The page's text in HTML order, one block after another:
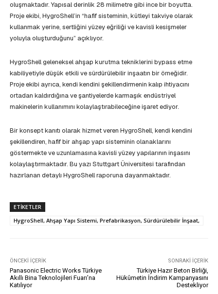
oluşmaktadır. Yapısal derinlik 28 milimetre gibi ince bir boyutta.
Proje ekibi, HygroShell’in “hafif sisteminin, kütleyi takviye olarak
kullanmak yerine, sertliğini yüzey eğriliği ve kavisli kesişmeler
yoluyla oluşturduğunu” açıklıyor.
HygroShell geleneksel ahşap kurutma tekniklerini bypass etme
kabiliyetiyle düşük etkili ve sürdürülebilir inşaatın bir örneğidir.
Proje ekibi ayrıca, kendi kendini şekillendirmenin kalıp ihtiyacını
ortadan kaldırdığına ve şantiyelerde karmaşık endüstriyel
makinelerin kullanımını kolaylaştırabileceğine işaret ediyor.
Bir konsept kanıtı olarak hizmet veren HygroShell, kendi kendini
şekillendiren, hafif bir ahşap yapı sisteminin olanaklarını
göstermekte ve uzunlamasına kavisli yüzey yapılarının inşasını
kolaylaştırmaktadır. Bu yazı Stuttgart Üniversitesi tarafından
hazırlanan detaylı HygroShell raporuna dayanmaktadır.
ETIKETLER
HygroShell, Ahşap Yapı Sistemi, Prefabrikasyon, Sürdürülebilir İnşaat,
ÖNCEKI İÇERIK
Panasonic Electric Works Türkiye
Akıllı Bina Teknolojileri Fuarı’na
Katılıyor
SONRAKI İÇERIK
Türkiye Hazır Beton Birliği,
Hükûmetin İndirim Kampanyasını
Destekliyor